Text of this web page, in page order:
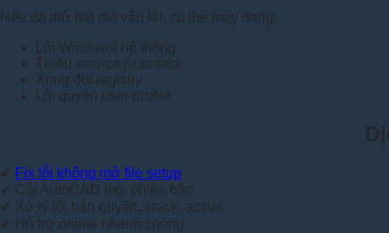
Nếu đã thử hết mà vẫn lỗi, có thể máy đang:
Lỗi Windows hệ thống
Thiếu service Autodesk
Xung đột registry
Lỗi quyền user profile
✔ Fix lỗi không mở file setup
✔ Cài AutoCAD mọi phiên bản
✔ Xử lý lỗi bản quyền, crack, active
✔ Hỗ trợ online nhanh chóng